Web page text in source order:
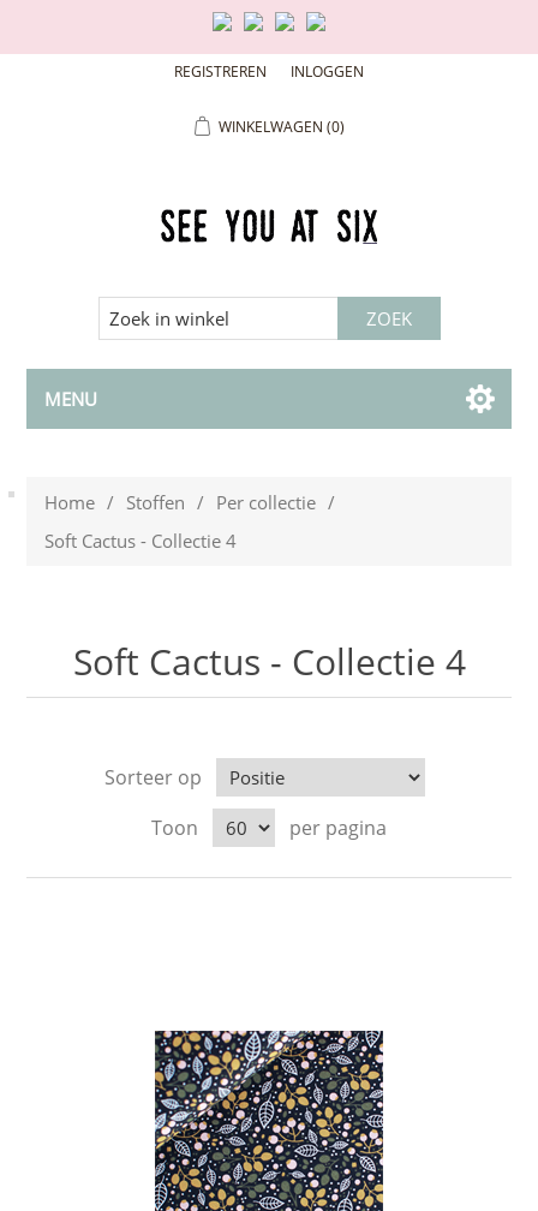
REGISTREREN INLOGGEN
WINKELWAGEN (0)
MENU
Home / Stoffen / Per collectie /
Soft Cactus - Collectie 4
Soft Cactus - Collectie 4
Sorteer op
Toon
per pagina